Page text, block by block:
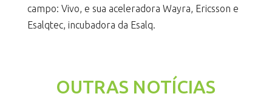
campo: Vivo, e sua aceleradora Wayra, Ericsson e
Esalqtec, incubadora da Esalq.
OUTRAS NOTÍCIAS